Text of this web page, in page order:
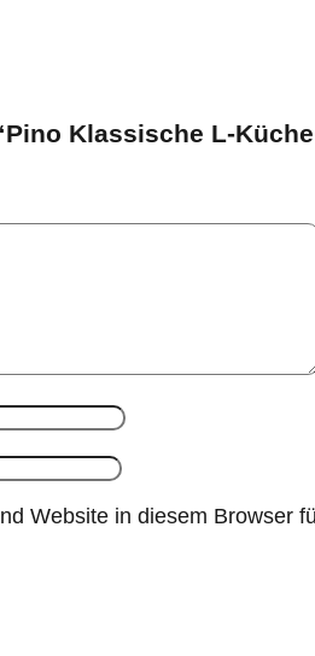
Klassische L-
Website in diesem Browser